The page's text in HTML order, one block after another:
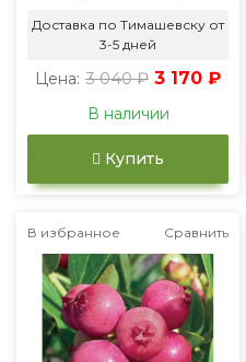
Доставка по Тимашевску от
3-5 дней
Цена: 3 040 ₽ 3 170 ₽
В наличии
Купить
В избранное Сравнить